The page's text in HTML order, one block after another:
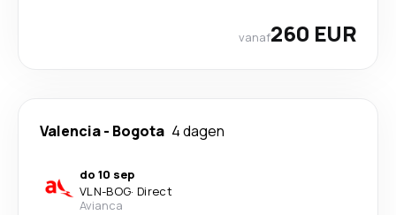
vanaf260 EUR
Valencia- Bogota 4 dagen
do 10 sep
VLN-BOG· Direct
Avianca